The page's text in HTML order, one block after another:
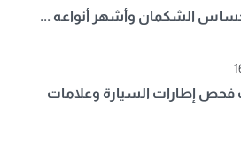
الشكمان وأشهر أنواعه ...
إطارات السيارة وعلامات